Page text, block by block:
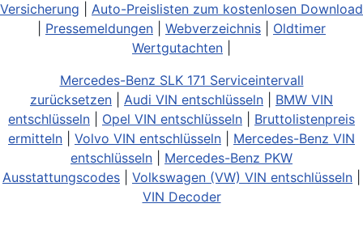
Versicherung
Auto-Preislisten zum kostenlosen Download
Pressemeldungen Webverzeichnis
Oldtimer
Wertgutachten
Mercedes-Benz SLK 171 Serviceintervall
zurücksetzen
Audi VIN entschlüsseln
BMW VIN
entschlüsseln
Opel VIN entschlüsseln
Bruttolistenpreis
ermitteln
Volvo VIN entschlüsseln
Mercedes-Benz VIN
entschlüsseln
Mercedes-Benz PKW
Ausstattungscodes
Volkswagen (VW) VIN entschlüsseln
VIN Decoder